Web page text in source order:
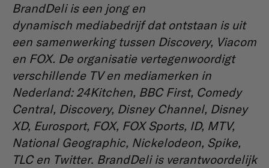
BrandDeli is een jong en
dynamisch mediabedrijf dat ontstaan is uit
een samenwerking tussen Discovery, Viacom
en FOX. De organisatie vertegenwoordigt
verschillende TV en mediamerken in
Nederland: 24Kitchen, BBC First, Comedy
Central, Discovery, Disney Channel, Disney
XD, Eurosport, FOX, FOX Sports, ID, MTV,
National Geographic, Nickelodeon, Spike,
TLC en Twitter. BrandDeli is verantwoordelijk